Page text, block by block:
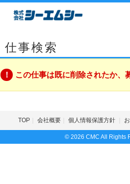
仕事検索
この仕事は既に削除されたか、
TOP 会社概要 個人情報保護方針
© 2026 CMC All Rights